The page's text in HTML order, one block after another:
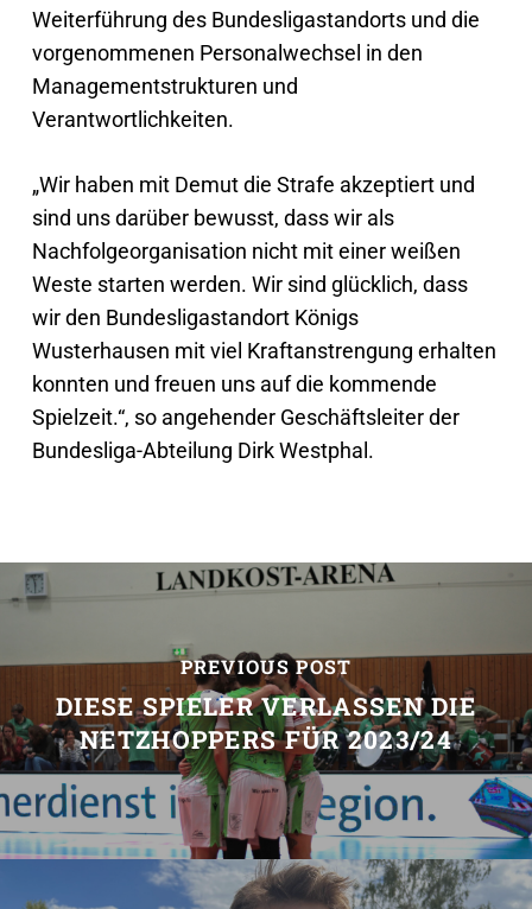
Weiterführung des Bundesligastandorts und die
vorgenommenen Personalwechsel in den
Managementstrukturen und
Verantwortlichkeiten.
„Wir haben mit Demut die Strafe akzeptiert und
sind uns darüber bewusst, dass wir als
Nachfolgeorganisation nicht mit einer weißen
Weste starten werden. Wir sind glücklich, dass
wir den Bundesligastandort Königs
Wusterhausen mit viel Kraftanstrengung erhalten
konnten und freuen uns auf die kommende
Spielzeit.“, so angehender Geschäftsleiter der
Bundesliga-Abteilung Dirk Westphal.
PREVIOUS POST
DIESE SPIELER VERLASSEN DIE
NETZHOPPERS FÜR 2023/24